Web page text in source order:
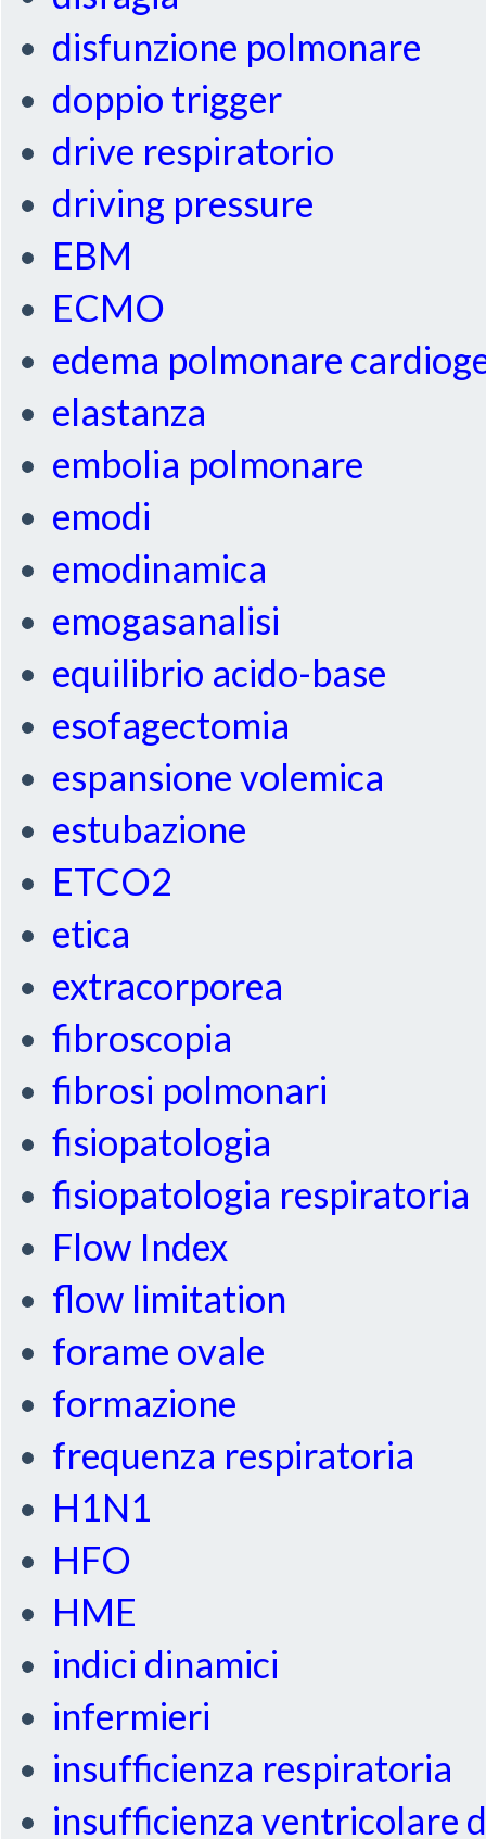
disfunzione polmonare
doppio trigger
drive respiratorio
driving pressure
EBM
ECMO
edema polmonare
elastanza
embolia polmonare
emodi
emodinamica
emogasanalisi
equilibrio acido-base
esofagectomia
espansione volemica
estubazione
ETCO2
etica
extracorporea
fibroscopia
fibrosi polmonari
fisiopatologia
fisiopatologia respiratoria
Flow Index
flow limitation
forame ovale
formazione
frequenza respiratoria
H1N1
HFO
HME
indici dinamici
infermieri
insufficienza respiratoria
insufficienza ventricolare